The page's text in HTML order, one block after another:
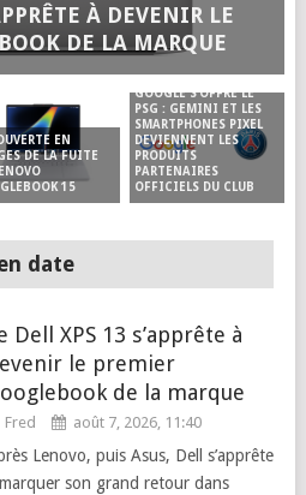
À DEVENIR LE
DE LA MARQUE
GOOGLE S’OFFRE LE
PSG : GEMINI ET LES
SMARTPHONES PIXEL
DEVIENNENT LES
PRODUITS
PARTENAIRES
OFFICIELS DU CLUB
EN
DE LA FUITE
15
date
Dell XPS 13 s’apprête à
le premier
de la marque
Fred août 7, 2026, 11:40
Lenovo, puis Asus, Dell s’apprête
son grand retour dans